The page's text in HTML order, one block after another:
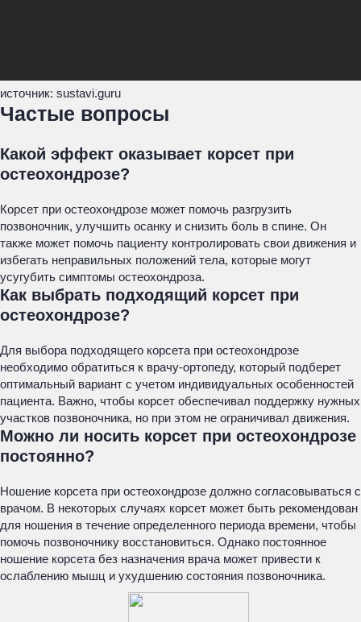
источник: sustavi.guru
Частые вопросы
Какой эффект оказывает корсет при
остеохондрозе?
Корсет при остеохондрозе может помочь разгрузить
позвоночник, улучшить осанку и снизить боль в спине. Он
также может помочь пациенту контролировать свои движения и
избегать неправильных положений тела, которые могут
усугубить симптомы остеохондроза.
Как выбрать подходящий корсет при
остеохондрозе?
Для выбора подходящего корсета при остеохондрозе
необходимо обратиться к врачу-ортопеду, который подберет
оптимальный вариант с учетом индивидуальных особенностей
пациента. Важно, чтобы корсет обеспечивал поддержку нужных
участков позвоночника, но при этом не ограничивал движения.
Можно ли носить корсет при остеохондрозе
постоянно?
Ношение корсета при остеохондрозе должно согласовываться с
врачом. В некоторых случаях корсет может быть рекомендован
для ношения в течение определенного периода времени, чтобы
помочь позвоночнику восстановиться. Однако постоянное
ношение корсета без назначения врача может привести к
ослаблению мышц и ухудшению состояния позвоночника.